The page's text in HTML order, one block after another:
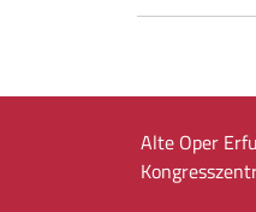
Alte Oper